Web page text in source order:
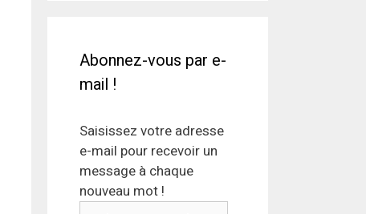
Abonnez-vous par e-
mail !
Saisissez votre adresse
e-mail pour recevoir un
message à chaque
nouveau mot !